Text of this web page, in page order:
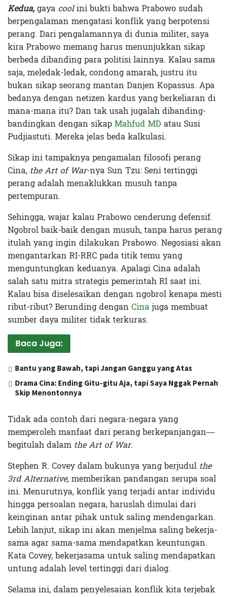
Kedua,gaya coolini bukti bahwa Prabowo sudah
berpengalaman mengatasi konflik yang berpotensi
perang. Dari pengalamannya di dunia militer, saya
kira Prabowo memang harus menunjukkan sikap
berbeda dibanding para politisi lainnya. Kalau sama
saja, meledak-ledak, condong amarah, justru itu
bukan sikap seorang mantan Danjen Kopassus. Apa
bedanya dengan netizen kardus yang berkeliaran di
mana-mana itu? Dan tak usah jugalah dibanding-
bandingkan dengan sikapMahfud MD atau Susi
Pudjiastuti. Mereka jelas beda kalkulasi.
Sikap ini tampaknya pengamalan filosofi perang
Cina, the Art of War-nya Sun Tzu: Seni tertinggi
perang adalah menaklukkan musuh tanpa
pertempuran.
Sehingga, wajar kalau Prabowo cenderung defensif.
Ngobrol baik-baik dengan musuh, tanpa harus perang
itulah yang ingin dilakukan Prabowo. Negosiasi akan
mengantarkan RI-RRC pada titik temu yang
menguntungkan keduanya. Apalagi Cina adalah
salah satu mitra strategis pemerintah RI saat ini.
Kalau bisa diselesaikan dengan ngobrol kenapa mesti
ribut-ribut? Berunding dengan Cinajuga membuat
sumber daya militer tidak terkuras.
Baca Juga:
Bantu yang Bawah, tapi Jangan Ganggu yang Atas
Drama Cina: Ending Gitu-gitu Aja, tapi Saya Nggak Pernah
Skip Menontonnya
Tidak ada contoh dari negara-negara yang
memperoleh manfaat dari perang berkepanjangan—
begitulah dalam the Art of War.
Stephen R. Covey dalam bukunya yang berjudul the
3rd Alternative, memberikan pandangan serupa soal
ini. Menurutnya, konflik yang terjadi antar individu
hingga persoalan negara, haruslah dimulai dari
keinginan antar pihak untuk saling mendengarkan.
Lebih lanjut, sikap ini akan menjelma saling bekerja-
sama agar sama-sama mendapatkan keuntungan.
Kata Covey, bekerjasama untuk saling mendapatkan
untung adalah level tertinggi dari dialog.
Selama ini, dalam penyelesaian konflik kita terjebak